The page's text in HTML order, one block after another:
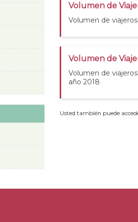
Volumen de
Volumen de
Volumen de
Volumen de
año 2018
Usted también puede